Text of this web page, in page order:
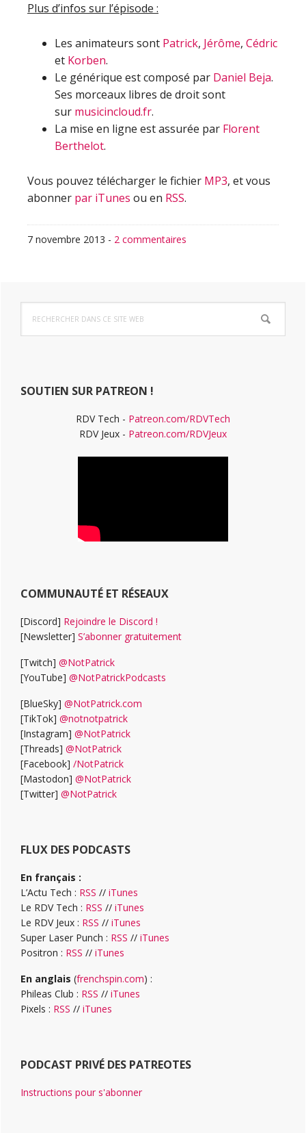
Plus d’infos sur l’épisode :
Les animateurs sont Patrick, Jérôme, Cédric
et Korben.
Le générique est composé par Daniel Beja.
Ses morceaux libres de droit sont
sur musicincloud.fr.
La mise en ligne est assurée par Florent
Berthelot.
Vous pouvez télécharger le fichier MP3, et vous
abonner par iTunes ou en RSS.
7 novembre 2013 - 2 commentaires
Barre
latérale
dans
ce
SOUTIEN SUR PATREON !
RDV Tech - Patreon.com/RDVTech
RDV Jeux - Patreon.com/RDVJeux
COMMUNAUTÉ ET RÉSEAUX
[Discord] Rejoindre le Discord !
[Newsletter] S’abonner gratuitement
[Twitch] @NotPatrick
[YouTube] @NotPatrickPodcasts
[BlueSky] @NotPatrick.com
[TikTok] @notnotpatrick
[Instagram] @NotPatrick
[Threads] @NotPatrick
[Facebook] /NotPatrick
[Mastodon] @NotPatrick
[Twitter] @NotPatrick
FLUX DES PODCASTS
En français :
L’Actu Tech : RSS // iTunes
Le RDV Tech : RSS // iTunes
Le RDV Jeux : RSS // iTunes
Super Laser Punch : RSS // iTunes
Positron : RSS // iTunes
En anglais (frenchspin.com) :
Phileas Club : RSS // iTunes
Pixels : RSS // iTunes
PODCAST PRIVÉ DES PATREOTES
Instructions pour s'abonner